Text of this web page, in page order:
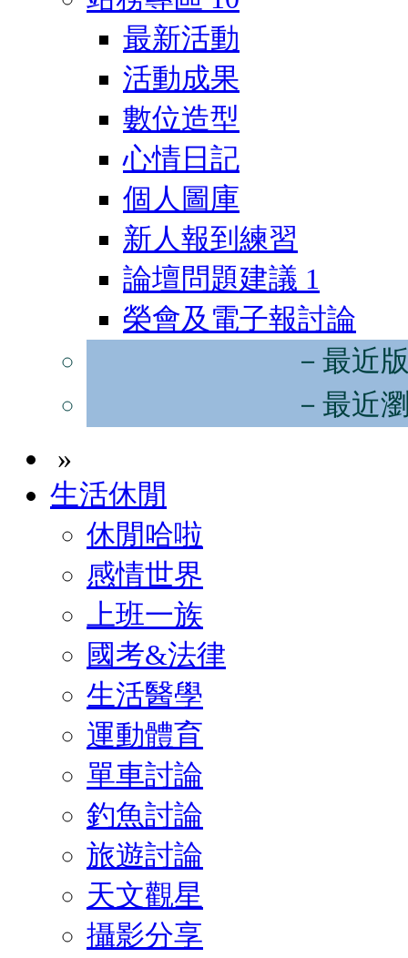
最新活動
活動成果
數位造型
心情日記
個人圖庫
新人報到練習
論壇問題建議 1
榮會及電子報討論
－最近
－最近
»
生活休閒
休閒哈啦
感情世界
上班一族
國考&法律
生活醫學
運動體育
單車討論
釣魚討論
旅遊討論
天文觀星
攝影分享